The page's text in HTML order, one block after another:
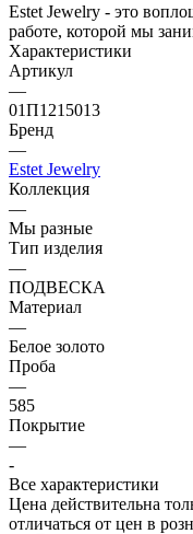
Estet Jewelry - это
работе, которой мы
Характеристики
Артикул
—
01П1215013
Бренд
—
Estet Jewelry
Коллекция
—
Мы разные
Тип изделия
—
ПОДВЕСКА
Материал
—
Белое золото
Проба
—
585
Покрытие
—
-
Все характеристики
Цена действительна
отличаться от цен в